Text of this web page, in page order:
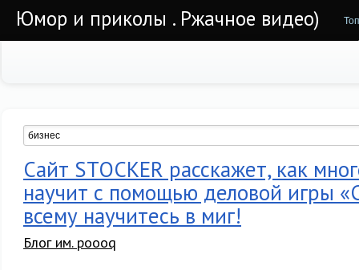
Юмор и приколы . Ржачное видео)
Сайт STOCKER расскажет, как
научит с помощью деловой игры
всему научитесь в миг!
Блог им. poooq